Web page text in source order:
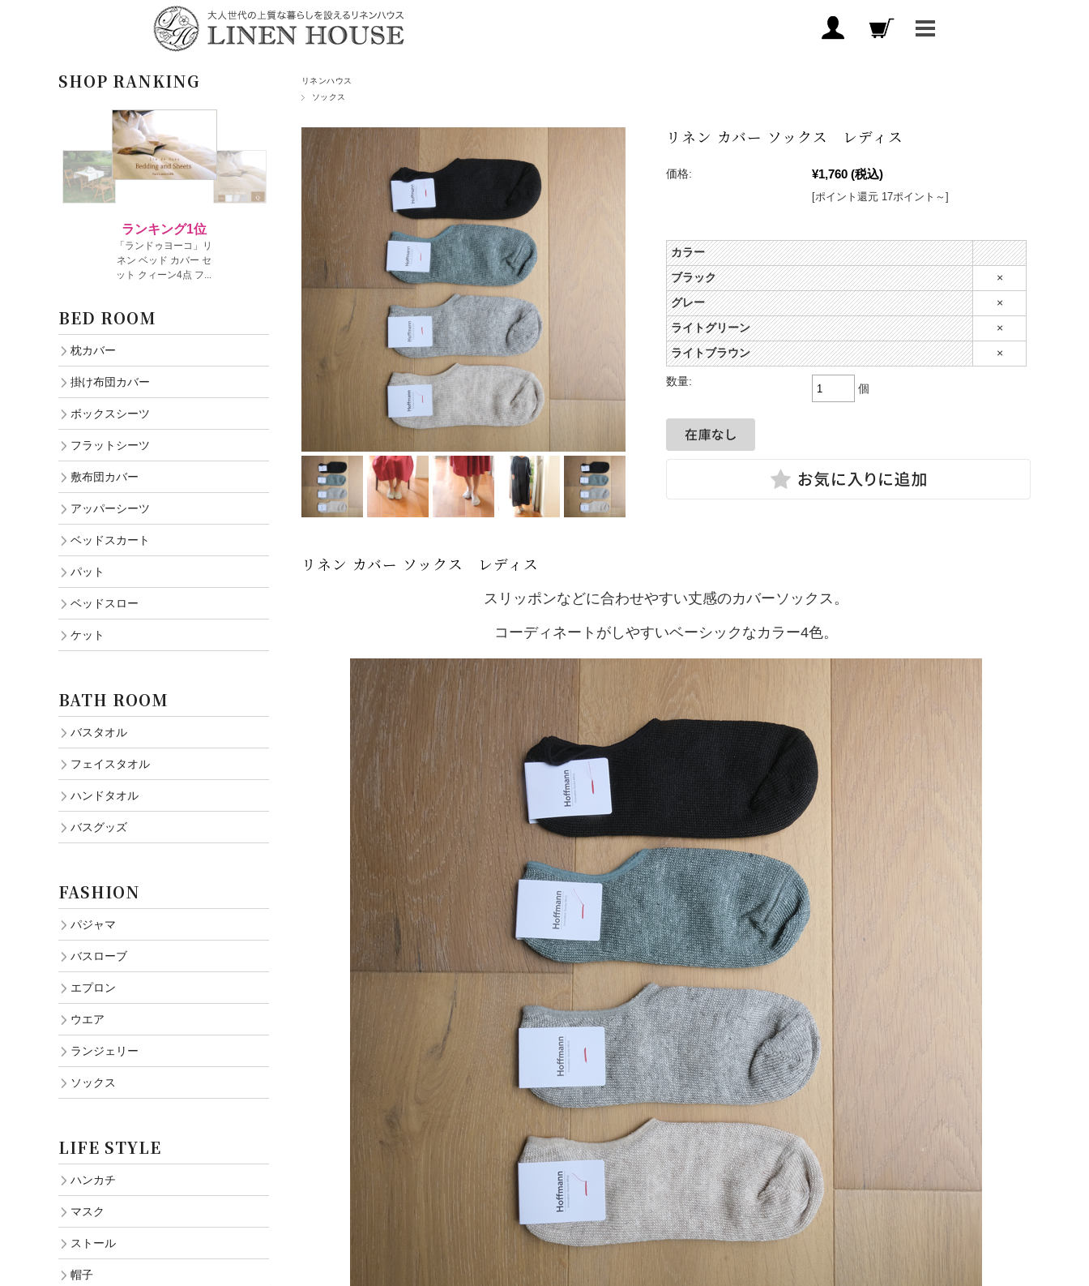
リネンハウス
ソックス
リネン カバー ソックス レディス
価格: ¥1,760 (税込)
[ポイント還元 17ポイント～]
カラー
ブラック ×
グレー ×
ライトグリーン ×
ライトブラウン ×
数量:
個
リネン カバー ソックス レディス
スリッポンなどに合わせやすい丈感のカバーソックス。
コーディネートがしやすいベーシックなカラー4色。
SHOP RANKING
BED ROOM
枕カバー
掛け布団カバー
ボックスシーツ
フラットシーツ
敷布団カバー
アッパーシーツ
ベッドスカート
パット
ベッドスロー
ケット
BATH ROOM
バスタオル
フェイスタオル
ハンドタオル
バスグッズ
FASHION
パジャマ
バスローブ
エプロン
ウエア
ランジェリー
ソックス
LIFE STYLE
ハンカチ
マスク
ストール
帽子